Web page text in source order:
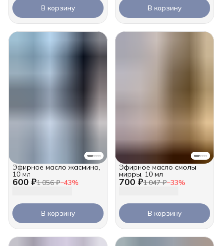
В корзину В корзину
600 ₽1 056 ₽−43%
Эфирное масло жасмина,
10 мл
В корзину
700 ₽1 047 ₽−33%
Эфирное масло смолы
мирры, 10 мл
В корзину